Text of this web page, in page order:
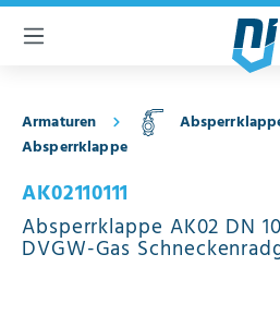
springen
Armaturen
Absperrklappe
AK02110111
Absperrklappe AK02 DN
DVGW-Gas